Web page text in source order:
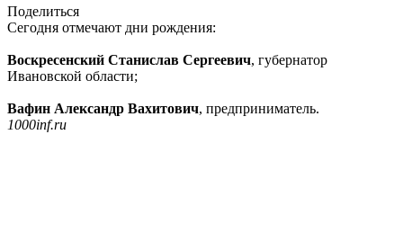
Поделиться
Сегодня отмечают дни рождения:
Воскресенский Станислав Сергеевич, губернатор
Ивановской области;
Вафин Александр Вахитович, предприниматель.
1000inf.ru